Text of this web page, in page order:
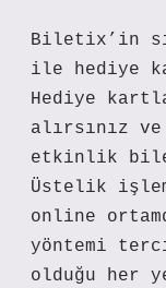
Biletix’in
ile hediye
Hediye
alırsınız
etkinlik
Üstelik
online
yöntemi
olduğu her